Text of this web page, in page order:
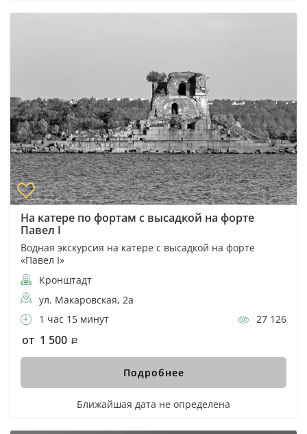
На катере по фортам с высадкой на форте
Павел I
Водная экскурсия на катере с высадкой на форте
«Павел I»
Кронштадт
ул. Макаровская, 2а
1 час 15 минут
27 126
от 1 500
Подробнее
Ближайшая дата не определена